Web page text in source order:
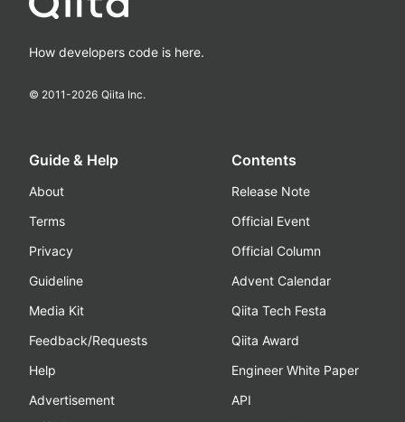
How developers code is here.
© 2011-2026 Qiita Inc.
Guide & Help
About
Terms
Privacy
Guideline
Media Kit
Feedback/Requests
Help
Advertisement
Contents
Release Note
Official Event
Official Column
Advent Calendar
Qiita Tech Festa
Qiita Award
Engineer White Paper
API